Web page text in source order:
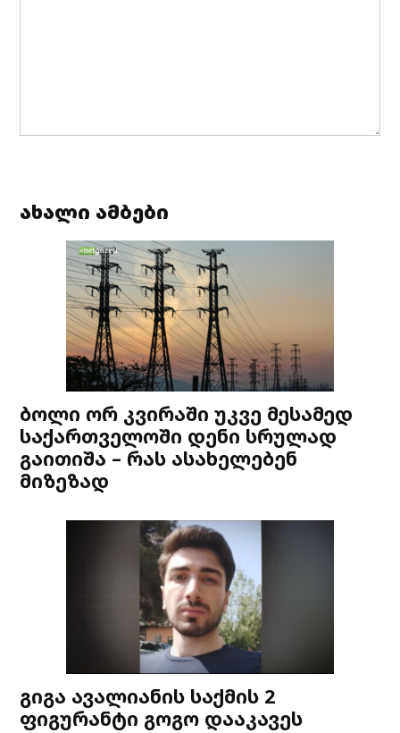
ახალი ამბები
ბოლი ორ კვირაში უკვე მესამედ
საქართველოში დენი სრულად
გაითიშა – რას ასახელებენ
მიზეზად
გიგა ავალიანის საქმის 2
ფიგურანტი გოგო დააკავეს